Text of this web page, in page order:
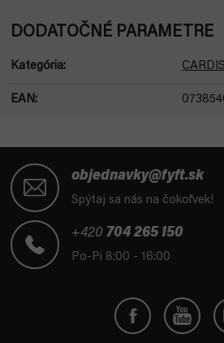
DODATOČNÉ PARAMETRE
Kategória:
EAN:
objednavky@fyft.sk
Spýtaj sa nás na čokoľvek!
+420 704 265 150
Po-Pi 8:00 - 16:00